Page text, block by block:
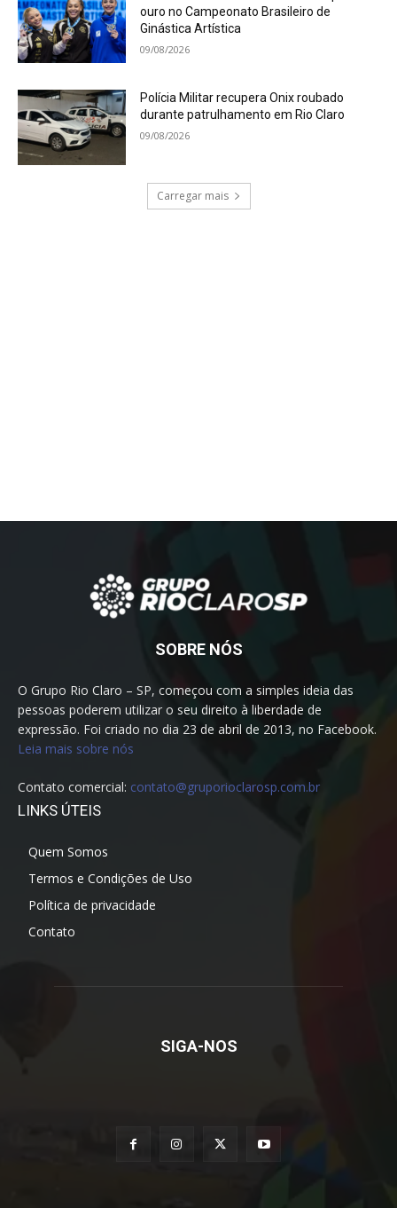
ouro no Campeonato Brasileiro de
Ginástica Artística
09/08/2026
Polícia Militar recupera Onix roubado
durante patrulhamento em Rio Claro
09/08/2026
Carregar mais
SOBRE NÓS
O Grupo Rio Claro – SP, começou com a simples ideia das
pessoas poderem utilizar o seu direito à liberdade de
expressão. Foi criado no dia 23 de abril de 2013, no Facebook.
Leia mais sobre nós
Contato comercial: contato@gruporioclarosp.com.br
LINKS ÚTEIS
Quem Somos
Termos e Condições de Uso
Política de privacidade
Contato
SIGA-NOS